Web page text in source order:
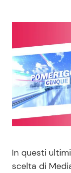
News Cinema
News Musica
News
Benessere
Moda e Style
In questi
scelta di